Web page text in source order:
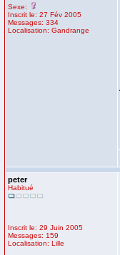
Sexe:
Inscrit le: 27 Fév 2005
Messages: 334
Localisation: Gandrange
peter
Habitué
Inscrit le: 29 Juin 2005
Messages: 159
Localisation: Lille